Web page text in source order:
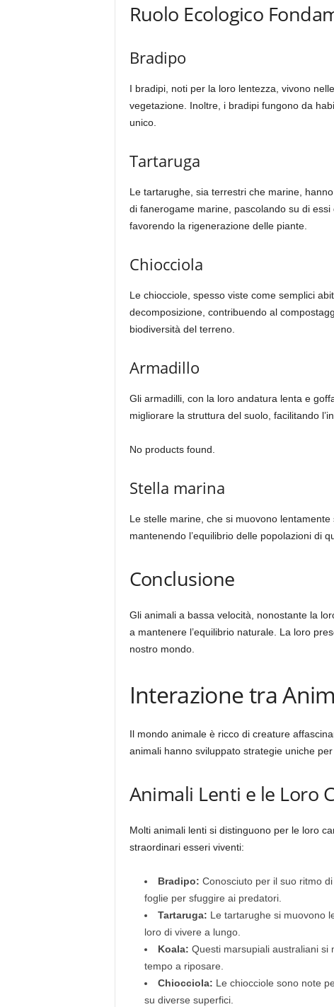
Ruolo Ecologico
Bradipo
I bradipi, noti per la loro lentezza, vivono
vegetazione. Inoltre, i bradipi fungono da
unico.
Tartaruga
Le tartarughe, sia terrestri che marine,
di fanerogame marine, pascolando su di
favorendo la rigenerazione delle piante.
Chiocciola
Le chiocciole, spesso viste come semplici
decomposizione, contribuendo al
biodiversità del terreno.
Armadillo
Gli armadilli, con la loro andatura lenta e
migliorare la struttura del suolo, facilitando
No products found.
Stella marina
Le stelle marine, che si muovono
mantenendo l’equilibrio delle popolazioni di
Conclusione
Gli animali a bassa velocità, nonostante la
a mantenere l’equilibrio naturale. La loro
nostro mondo.
Interazione tra
Il mondo animale è ricco di creature
animali hanno sviluppato strategie uniche
Animali Lenti e le Loro
Molti animali lenti si distinguono per le loro
straordinari esseri viventi:
Bradipo: Conosciuto per il suo ritmo
foglie per sfuggire ai predatori.
Tartaruga: Le tartarughe si muovono
loro di vivere a lungo.
Koala: Questi marsupiali australiani si
tempo a riposare.
Chiocciola: Le chiocciole sono note
su diverse superfici.